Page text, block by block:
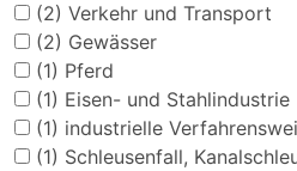
(2) Verkehr und Transport
(2) Gewässer
(1) Pferd
(1) Eisen- und Stahlindustrie
(1) industrielle Verfahrensweisen,
(1) Schleusenfall,